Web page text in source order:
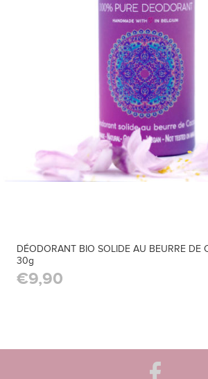
DÉODORANT BIO SOLIDE AU BEURRE DE
30g
€9,90